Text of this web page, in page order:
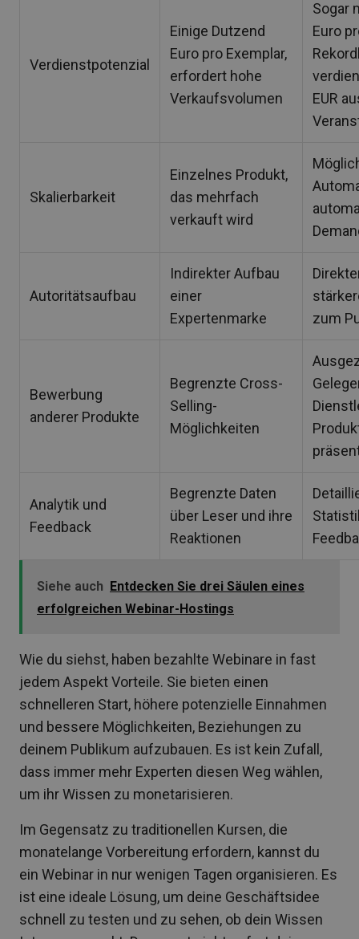
Verdienstpotenzial
Einige Dutzend
Euro pro Exemplar,
erfordert hohe
Verkaufsvolumen
Sogar
Euro
EUR
Skalierbarkeit
Einzelnes Produkt,
das mehrfach
verkauft wird
Autoritätsaufbau
Indirekter Aufbau
einer
Expertenmarke
zum
Bewerbung
anderer Produkte
Begrenzte Cross-
Selling-
Möglichkeiten
Analytik und
Feedback
Begrenzte Daten
über Leser und ihre
Reaktionen
Siehe auch
Entdecken Sie drei Säulen eines
erfolgreichen Webinar-Hostings
Wie du siehst, haben bezahlte Webinare in fast
jedem Aspekt Vorteile. Sie bieten einen
schnelleren Start, höhere potenzielle Einnahmen
und bessere Möglichkeiten, Beziehungen zu
deinem Publikum aufzubauen. Es ist kein Zufall,
dass immer mehr Experten diesen Weg wählen,
um ihr Wissen zu monetarisieren.
Im Gegensatz zu traditionellen Kursen, die
monatelange Vorbereitung erfordern, kannst du
ein Webinar in nur wenigen Tagen organisieren. Es
ist eine ideale Lösung, um deine Geschäftsidee
schnell zu testen und zu sehen, ob dein Wissen